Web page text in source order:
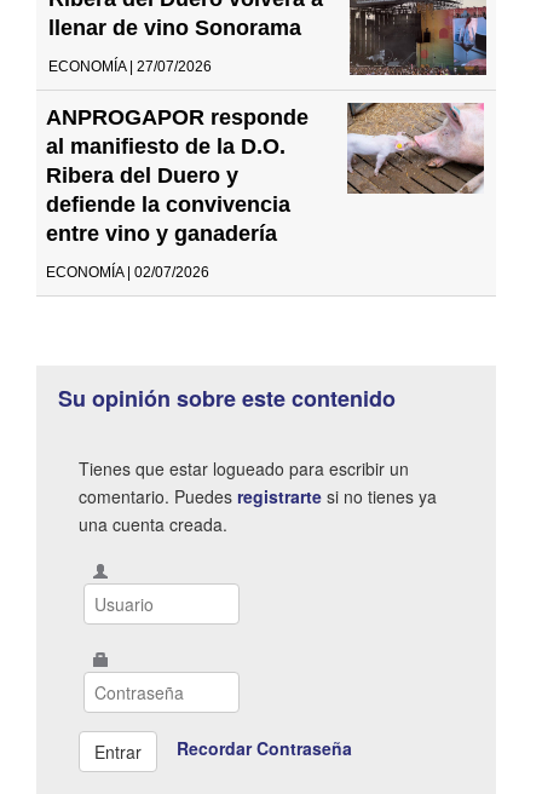
llenar de vino Sonorama
ECONOMÍA | 27/07/2026
ANPROGAPOR responde
al manifiesto de la D.O.
Ribera del Duero y
defiende la convivencia
entre vino y ganadería
ECONOMÍA | 02/07/2026
Su opinión sobre este contenido
Tienes que estar logueado para escribir un
comentario. Puedes registrarte si no tienes ya
una cuenta creada.
Recordar Contraseña